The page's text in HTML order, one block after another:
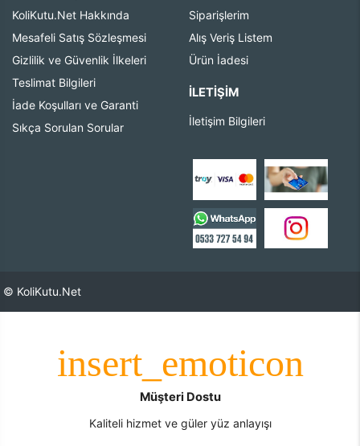
KoliKutu.Net Hakkında
Mesafeli Satış Sözleşmesi
Gizlilik ve Güvenlik İlkeleri
Teslimat Bilgileri
İade Koşulları ve Garanti
Sıkça Sorulan Sorular
Siparişlerim
Alış Veriş Listem
Ürün İadesi
İLETIŞIM
İletişim Bilgileri
© KoliKutu.Net
Müşteri Dostu
Kaliteli hizmet ve güler yüz anlayışı